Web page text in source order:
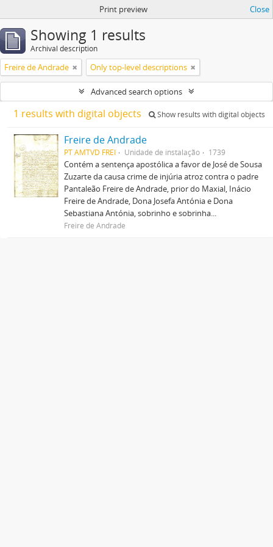
Print preview Close
Showing 1 results
Archival description
Freire de Andrade Only top-level descriptions
Advanced search options
1 results with digital objects Show results with digital objects
Freire de Andrade
PT AMTVD FREI Unidade de instalação 1739
Contém a sentença apostólica a favor de José de Sousa
Zuzarte da causa crime de injúria atroz contra o padre
Pantaleão Freire de Andrade, prior do Maxial, Inácio
Freire de Andrade, Dona Josefa Antónia e Dona
Sebastiana Antónia, sobrinho e sobrinha...
Freire de Andrade